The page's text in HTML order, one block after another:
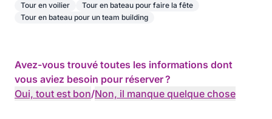
Tour en voilier
Tour en bateau pour faire la fête
Tour en bateau pour un team building
Avez-vous trouvé toutes les informations dont
vous aviez besoin pour réserver ?
Oui, tout est bon/Non, il manque quelque chose